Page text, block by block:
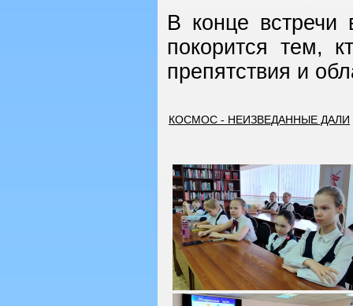
В конце
покорится тем,
препятствия и
КОСМОС - НЕИЗВЕДАННЫЕ ДАЛИ